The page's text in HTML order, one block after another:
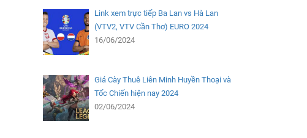
Link xem trực tiếp Ba Lan vs Hà Lan
(VTV2, VTV Cần Thơ) EURO 2024
16/06/2024
Giá Cày Thuê Liên Minh Huyền Thoại và
Tốc Chiến hiện nay 2024
02/06/2024